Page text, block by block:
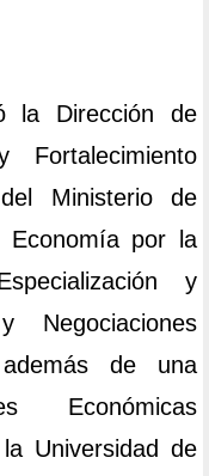
la Dirección de
Ministerio de
Economía por la
y
Negociaciones
además de una
Económicas
Universidad de